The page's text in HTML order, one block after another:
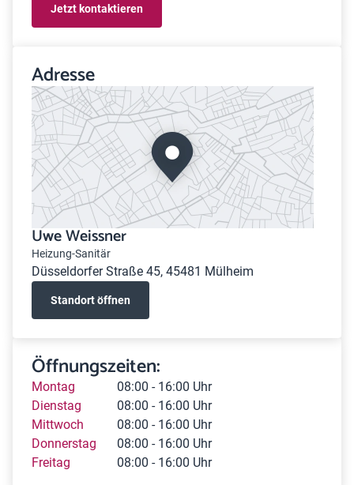
Jetzt kontaktieren
Adresse
Uwe Weissner
Heizung-Sanitär
Düsseldorfer Straße 45, 45481 Mülheim
Standort öffnen
Öffnungszeiten:
Montag
08:00 - 16:00 Uhr
Dienstag
08:00 - 16:00 Uhr
Mittwoch
08:00 - 16:00 Uhr
Donnerstag
08:00 - 16:00 Uhr
Freitag
08:00 - 16:00 Uhr